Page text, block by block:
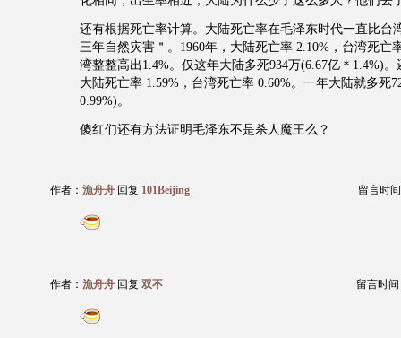
还有根据死亡率计算。大陆死亡率在毛泽东时代一直比台
三年自然灾害＂。1960年，大陆死亡率 2.10%，台湾死亡
湾整整高出1.4%。仅这年大陆多死934万(6.67亿＊1.4%)。
大陆死亡率 1.59%，台湾死亡率 0.60%。一年大陆就多死
0.99%)。
傻红们还有方法证明毛泽东不是杀人魔王么？
作者： 漁舟舟 回复 101Beijing 留言时
作者： 漁舟舟 回复 双不 留言时间